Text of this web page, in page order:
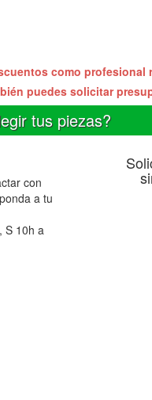
como profesional
puedes solicitar
tus piezas?
con
a tu
S 10h a